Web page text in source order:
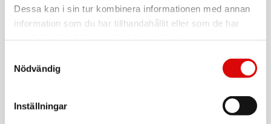
Dessa kan i sin tur kombinera informationen med annan
information som du har tillhandahållit eller som de har
Nödvändig
Inställningar
Art nr:
1003095
Tillv. art. nr:
Rek: 259,00 kr